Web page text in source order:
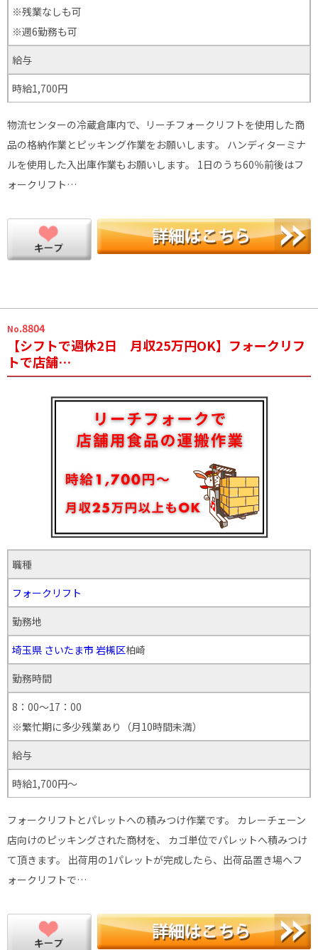
※残業なしも可
※週6勤務も可
給与
時給1,700円
物流センターの冷蔵倉庫内で、リーチフォークリフトを使用した商
品の格納作業とピッキング作業をお願いします。 ハンディターミナ
ルを使用した入出庫作業もお願いします。 1日のうち60％前後はフ
ォークリフト…
No.8804
【シフトで週休2日 月収25万円OK】フォークリフ
トで店舗…
職種
フォークリフト
勤務地
埼玉県 さいたま市 岩槻区柏崎
勤務時間
8：00～17：00
※繁忙期に多少残業あり（月10時間未満）
給与
時給1,700円～
フォークリフトとパレットへの積みつけ作業です。 カレーチェーン
店向けのピッキングされた商材を、 カゴ単位でパレットへ積みつけ
て頂きます。 出荷用の1パレットが完成したら、出荷品置き場へフ
ォークリフトで…